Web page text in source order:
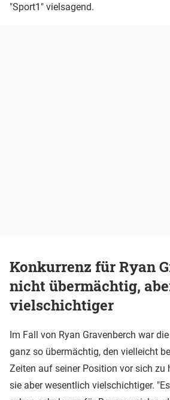
"Sport1" vielsagend.
Konkurrenz für Ryan
nicht übermächtig,
vielschichtiger
Im Fall von Ryan Gravenberch war
ganz so übermächtig, den vielleicht
Zeiten auf seiner Position vor sich zu
sie aber wesentlich vielschichtiger.